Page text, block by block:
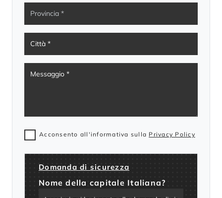
Acconsento all'informativa sulla Privacy Policy
Domanda di sicurezza
Nome della capitale Italiana?